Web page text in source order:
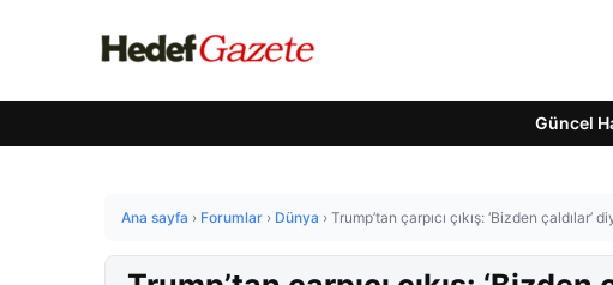
Güncel
Ana sayfa › Forumlar › Dünya › Trump’tan çarpıcı çıkış: ‘Bizden